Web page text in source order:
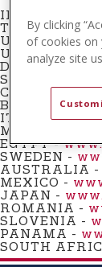
i
n
c
o
n
t
e
n
t
INDIA -
TURKEY-
USA-
UNITED
DENMARK -
SERBIA -
CROATIA -
BOSNIA -
ITALY -
EGYPT -
SWEDEN -
AUSTRALIA -
MEXICO -
JAPAN -
ROMANIA -
SLOVENIA -
PANAMA -
SOUTH
By clicking
of cookies on
analyze site